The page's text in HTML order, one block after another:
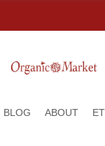
BLOG ABOUT